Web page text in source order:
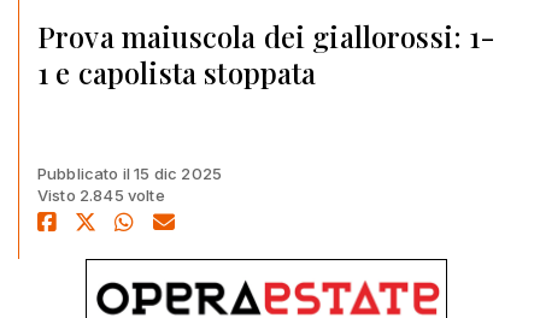
Prova maiuscola dei giallorossi: 1-
1 e capolista stoppata
Pubblicato il 15 dic 2025
Visto 2.845 volte